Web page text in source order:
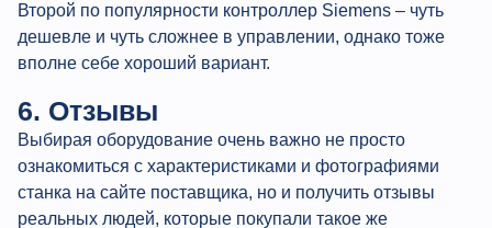
Второй по популярности контроллер Siemens – чуть
дешевле и чуть сложнее в управлении, однако тоже
вполне себе хороший вариант.
6. Отзывы
Выбирая оборудование очень важно не просто
ознакомиться с характеристиками и фотографиями
станка на сайте поставщика, но и получить отзывы
реальных людей, которые покупали такое же